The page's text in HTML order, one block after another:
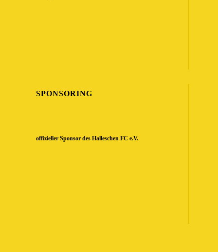
SPONSORING
offizieller Sponsor des Halleschen FC e.V.